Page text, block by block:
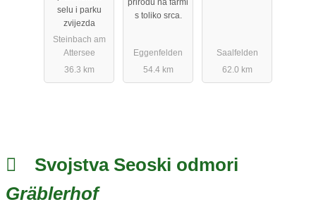
selu i parku
zvijezda
Steinbach am
Attersee
36.3 km
prirodu na farmi
s toliko srca.
Eggenfelden
54.4 km
Saalfelden
62.0 km
Svojstva Seoski odmori
Gräblerhof